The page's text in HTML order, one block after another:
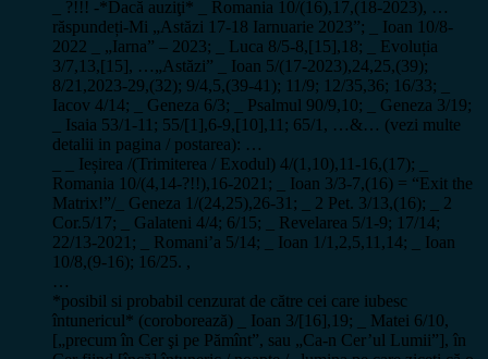
_ ?!!! -*Dacă auziţi* _ Romania 10/(16),17,(18-2023), …
răspundeți-Mi „Astăzi 17-18 Iarnuarie 2023”; _ Ioan 10/8-
2022 _ „Iarna” – 2023; _ Luca 8/5-8,[15],18; _ Evoluția
3/7,13,[15], …„Astăzi” _ Ioan 5/(17-2023),24,25,(39);
8/21,2023-29,(32); 9/4,5,(39-41); 11/9; 12/35,36; 16/33; _
Iacov 4/14; _ Geneza 6/3; _ Psalmul 90/9,10; _ Geneza 3/19;
_ Isaia 53/1-11; 55/[1],6-9,[10],11; 65/1, …&… (vezi multe
detalii in pagina / postarea): …
_ _ Ieșirea /(Trimiterea / Exodul) 4/(1,10),11-16,(17); _
Romania 10/(4,14-?!!),16-2021; _ Ioan 3/3-7,(16) = “Exit the
Matrix!”/_ Geneza 1/(24,25),26-31; _ 2 Pet. 3/13,(16); _ 2
Cor.5/17; ­_ Galateni 4/4; 6/15; _ Revelarea 5/1-9; 17/14;
22/13-2021; _ Romani’a 5/14; _ Ioan 1/1,2,5,11,14; _ Ioan
10/8,(9-16); 16/25. ,
…
*posibil si probabil cenzurat de către cei care iubesc
întunericul* (coroborează) _ Ioan 3/[16],19; _ Matei 6/10,
[„precum în Cer şi pe Pămînt”, sau „Ca-n Cer’ul Lumii”], în